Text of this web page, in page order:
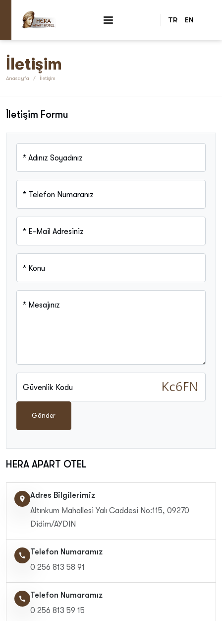
TR EN
İletişim
Anasayfa İletişim
İletişim Formu
* Adınız Soyadınız
* Telefon Numaranız
* E-Mail Adresiniz
* Konu
* Mesajınız
Güvenlik Kodu
Gönder
HERA APART OTEL
location_on
Adres Bilgilerimiz
Altınkum Mahallesi Yalı Caddesi No:115, 09270
Didim/AYDIN
call
Telefon Numaramız
0 256 813 58 91
call
Telefon Numaramız
0 256 813 59 15